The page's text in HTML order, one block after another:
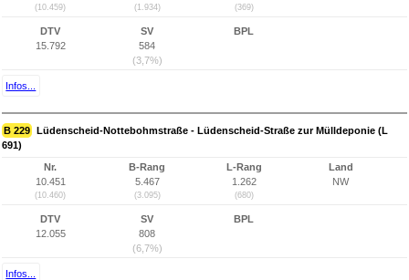
(10.459) (1.934) (369)
DTV
15.792
SV
584
(3,7%)
BPL
Infos...
B 229 Lüdenscheid-Nottebohmstraße - Lüdenscheid-Straße zur Mülldeponie (L
691)
Nr.
10.451
(10.460)
B-Rang
5.467
(3.095)
L-Rang
1.262
(680)
Land
NW
DTV
12.055
SV
808
(6,7%)
BPL
Infos...